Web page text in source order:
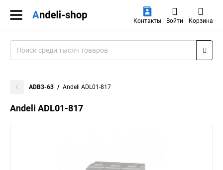
Контакты Войти Корзина
ADB3-63 Andeli ADL01-817
Andeli ADL01-817